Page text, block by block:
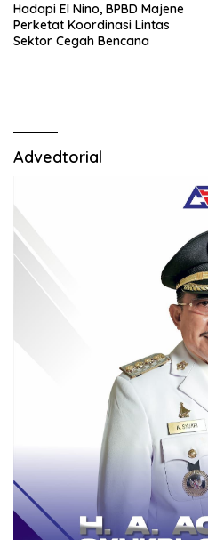
Hadapi El Nino, BPBD Majene
Perketat Koordinasi Lintas
Sektor Cegah Bencana
Advedtorial